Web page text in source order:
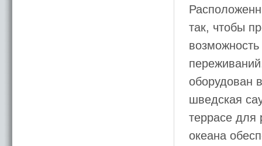
так, чтобы
оборудован
шведская
террасе для
океана